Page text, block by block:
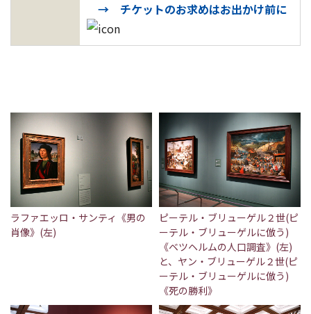
ラファエッロ・サンティ《男の
肖像》(左)
ピーテル・ブリューゲル２世(ピ
ーテル・ブリューゲルに倣う)
《ベツヘルムの人口調査》(左)
と、ヤン・ブリューゲル２世(ピ
ーテル・ブリューゲルに倣う)
《死の勝利》
→ チケットのお求めはお出かけ前に